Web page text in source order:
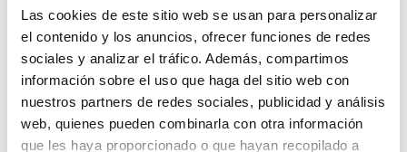
Las cookies de este sitio web se usan para personalizar
el contenido y los anuncios, ofrecer funciones de redes
sociales y analizar el tráfico. Además, compartimos
información sobre el uso que haga del sitio web con
nuestros partners de redes sociales, publicidad y análisis
web, quienes pueden combinarla con otra información
que les haya proporcionado o que hayan recopilado a
Back Next